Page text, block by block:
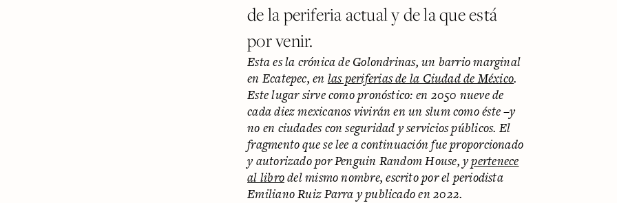
de la periferia actual y de la que está
por venir.
Esta es la crónica de Golondrinas, un barrio marginal
en Ecatepec, en las periferias de la Ciudad de México.
Este lugar sirve como pronóstico: en 2050 nueve de
cada diez mexicanos vivirán en un slum como éste –y
no en ciudades con seguridad y servicios públicos. El
fragmento que se lee a continuación fue proporcionado
y autorizado por Penguin Random House, ypertenece
al librodel mismo nombre, escrito por el periodista
Emiliano Ruiz Parra y publicado en 2022.